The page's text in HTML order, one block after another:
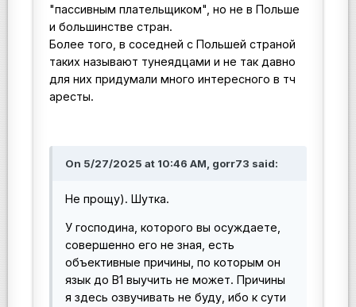
"пассивным плательщиком", но не в Польше
и большинстве стран.
Более того, в соседней с Польшей страной
таких называют тунеядцами и не так давно
для них придумали много интересного в тч
аресты.
On 5/27/2025 at 10:46 AM, gorr73 said:
Не прощу). Шутка.
У господина, которого вы осуждаете,
совершенно его не зная, есть
объективные причины, по которым он
язык до В1 выучить не может. Причины
я здесь озвучивать не буду, ибо к сути